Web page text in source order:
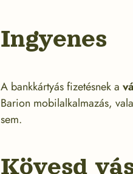
Ingyenes
A bankkártyás fizetésnek a
Barion mobilalkalmazás,
sem.
Kövesd